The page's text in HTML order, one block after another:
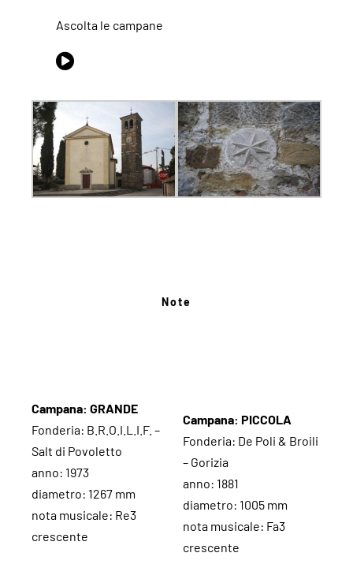
Ascolta le campane
Note
Campana: GRANDE
Fonderia: B.R.O.I.L.I.F. –
Salt di Povoletto
anno: 1973
diametro: 1267 mm
nota musicale: Re3
crescente
Campana: PICCOLA
Fonderia: De Poli & Broili
– Gorizia
anno: 1881
diametro: 1005 mm
nota musicale: Fa3
crescente